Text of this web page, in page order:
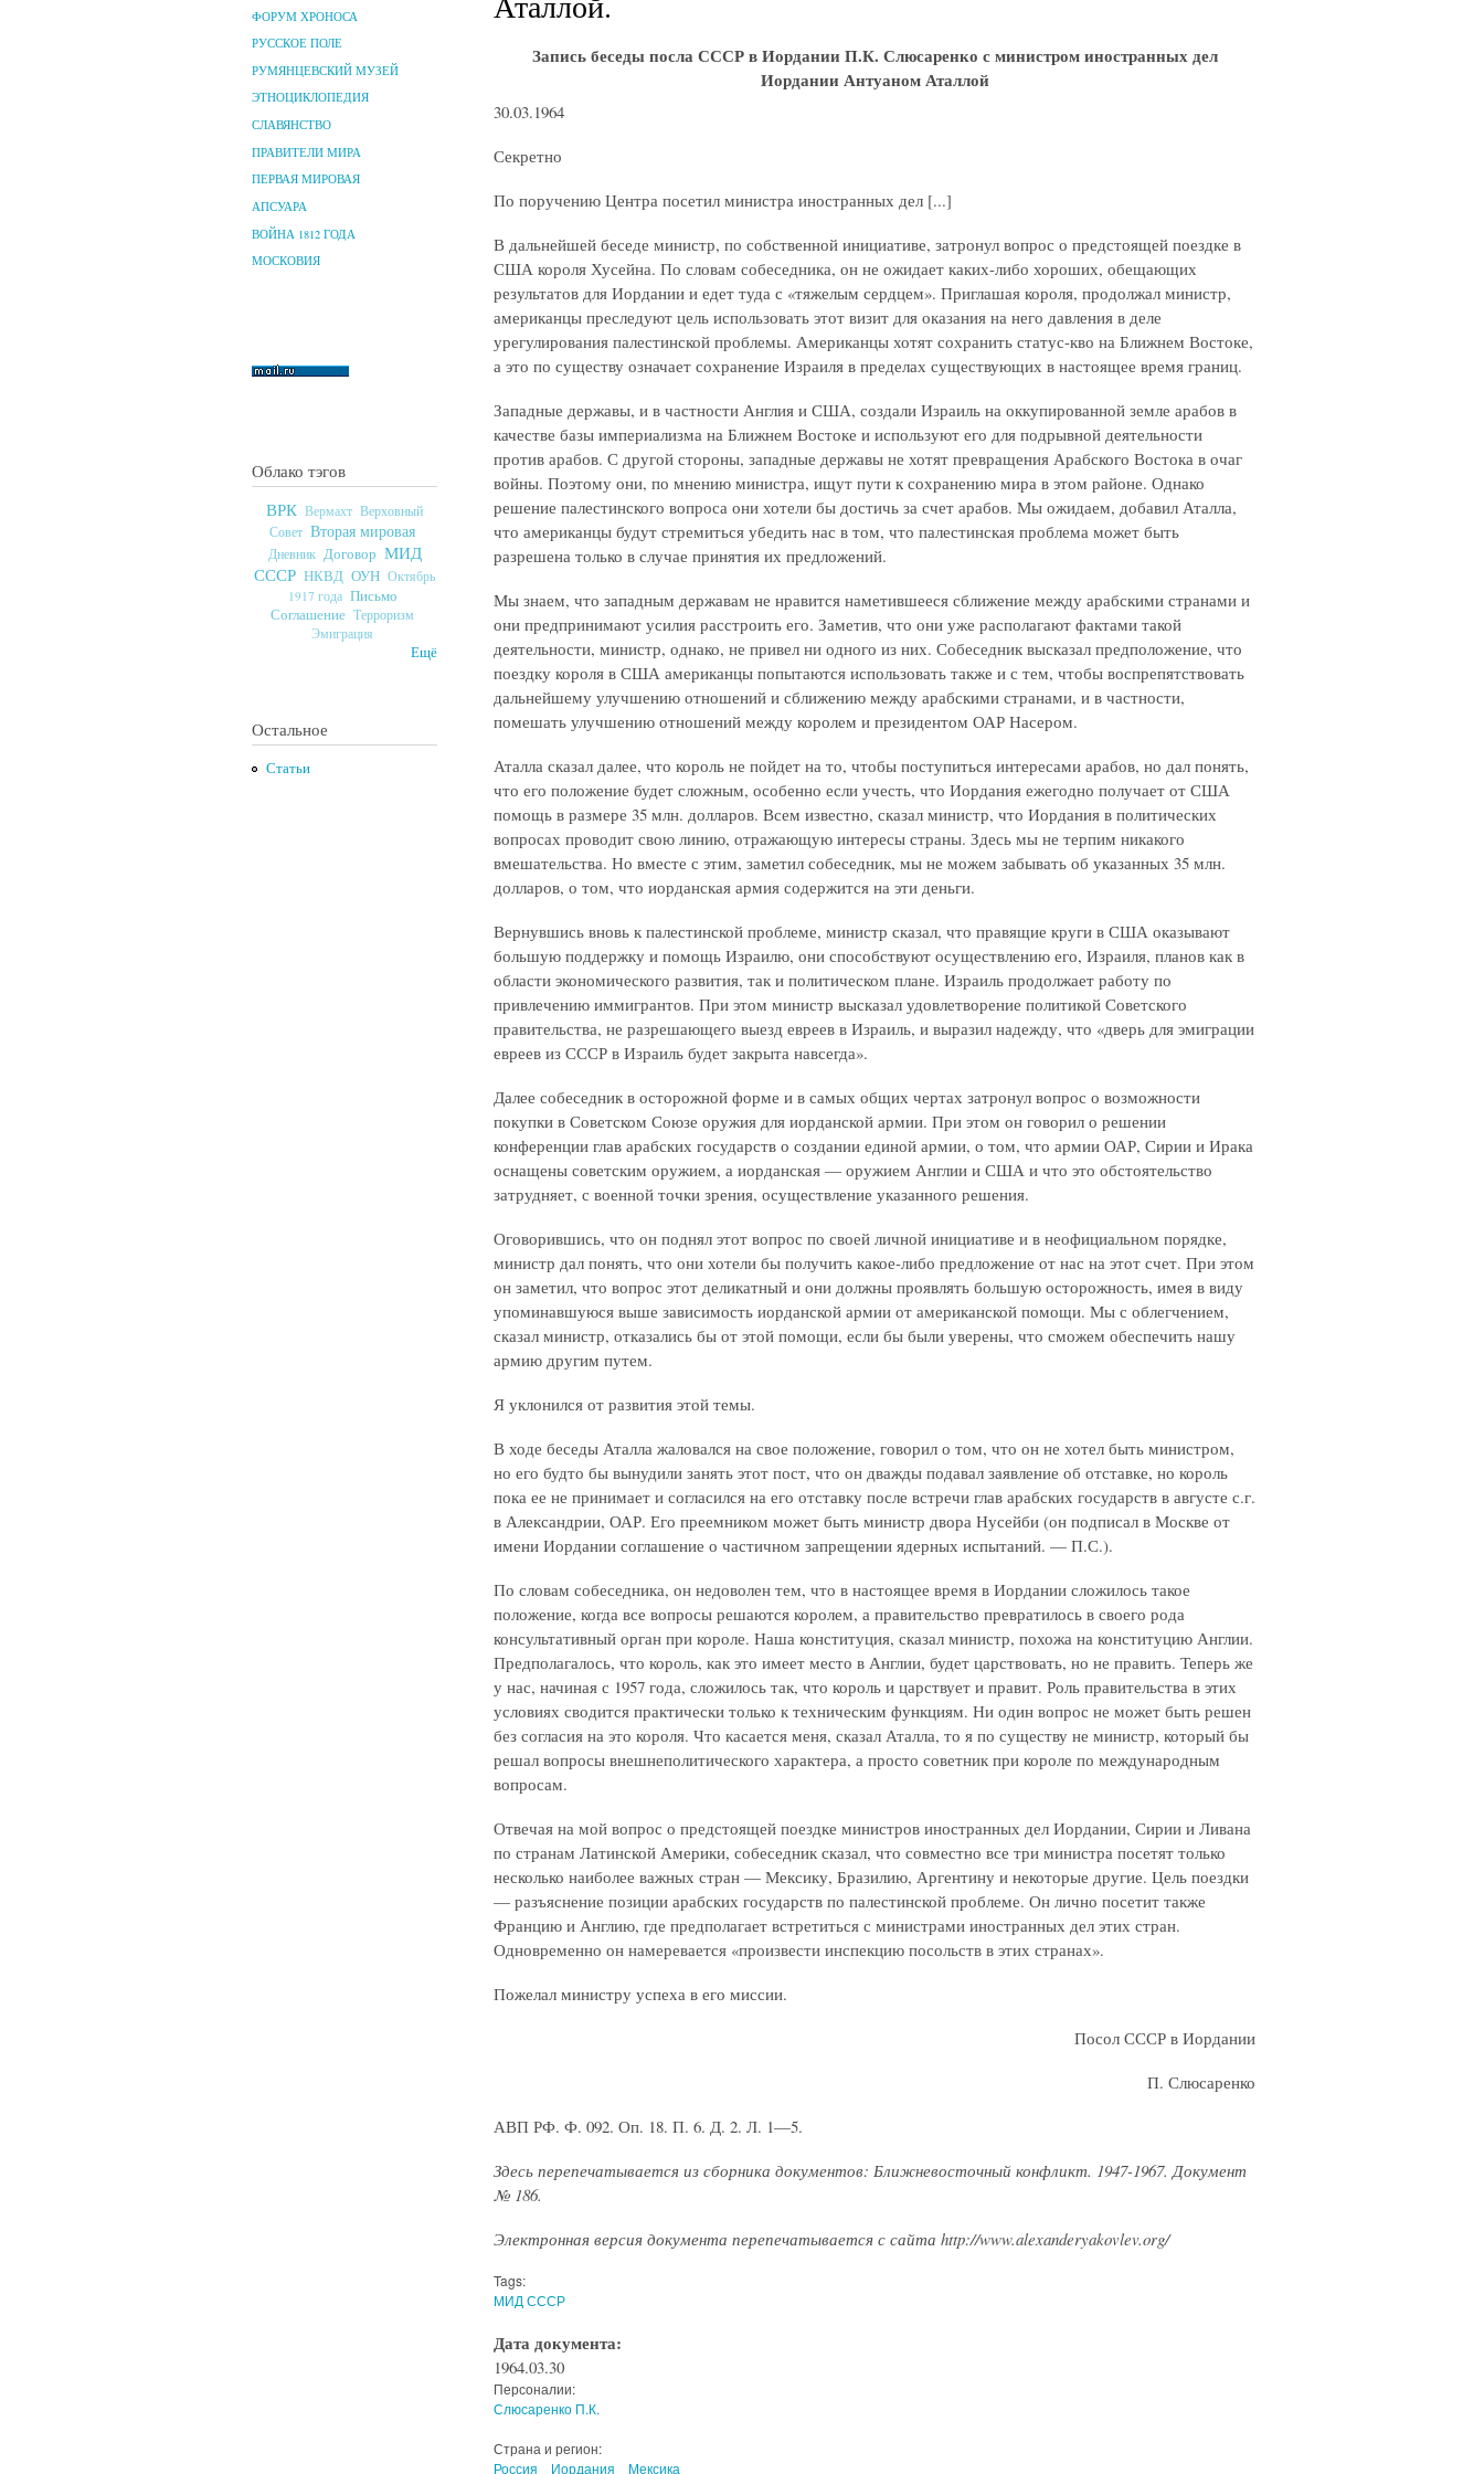
ФОРУМ ХРОНОСА
РУССКОЕ ПОЛЕ
РУМЯНЦЕВСКИЙ МУЗЕЙ
ЭТНОЦИКЛОПЕДИЯ
СЛАВЯНСТВО
ПРАВИТЕЛИ МИРА
ПЕРВАЯ МИРОВАЯ
АПСУАРА
ВОЙНА 1812 ГОДА
МОСКОВИЯ
Облако тэгов
ВРК Вермахт Верховный
Совет Вторая мировая
Дневник Договор МИД
СССР НКВД ОУН Октябрь
1917 года Письмо
Соглашение Терроризм
Эмиграция
Ещё
Остальное
Статьи
Запись беседы посла СССР в Иордании П.К. Слюсаренко с министром иностранных дел
Иордании Антуаном Аталлой
30.03.1964
Секретно
По поручению Центра посетил министра иностранных дел [...]
В дальнейшей беседе министр, по собственной инициативе, затронул вопрос о предстоящей поездке в
США короля Хусейна. По словам собеседника, он не ожидает каких-либо хороших, обещающих
результатов для Иордании и едет туда с «тяжелым сердцем». Приглашая короля, продолжал министр,
американцы преследуют цель использовать этот визит для оказания на него давления в деле
урегулирования палестинской проблемы. Американцы хотят сохранить статус-кво на Ближнем Востоке,
а это по существу означает сохранение Израиля в пределах существующих в настоящее время границ.
Западные державы, и в частности Англия и США, создали Израиль на оккупированной земле арабов в
качестве базы империализма на Ближнем Востоке и используют его для подрывной деятельности
против арабов. С другой стороны, западные державы не хотят превращения Арабского Востока в очаг
войны. Поэтому они, по мнению министра, ищут пути к сохранению мира в этом районе. Однако
решение палестинского вопроса они хотели бы достичь за счет арабов. Мы ожидаем, добавил Аталла,
что американцы будут стремиться убедить нас в том, что палестинская проблема может быть
разрешена только в случае принятия их предложений.
Мы знаем, что западным державам не нравится наметившееся сближение между арабскими странами и
они предпринимают усилия расстроить его. Заметив, что они уже располагают фактами такой
деятельности, министр, однако, не привел ни одного из них. Собеседник высказал предположение, что
поездку короля в США американцы попытаются использовать также и с тем, чтобы воспрепятствовать
дальнейшему улучшению отношений и сближению между арабскими странами, и в частности,
помешать улучшению отношений между королем и президентом ОАР Насером.
Аталла сказал далее, что король не пойдет на то, чтобы поступиться интересами арабов, но дал понять,
что его положение будет сложным, особенно если учесть, что Иордания ежегодно получает от США
помощь в размере 35 млн. долларов. Всем известно, сказал министр, что Иордания в политических
вопросах проводит свою линию, отражающую интересы страны. Здесь мы не терпим никакого
вмешательства. Но вместе с этим, заметил собеседник, мы не можем забывать об указанных 35 млн.
долларов, о том, что иорданская армия содержится на эти деньги.
Вернувшись вновь к палестинской проблеме, министр сказал, что правящие круги в США оказывают
большую поддержку и помощь Израилю, они способствуют осуществлению его, Израиля, планов как в
области экономического развития, так и политическом плане. Израиль продолжает работу по
привлечению иммигрантов. При этом министр высказал удовлетворение политикой Советского
правительства, не разрешающего выезд евреев в Израиль, и выразил надежду, что «дверь для эмиграции
евреев из СССР в Израиль будет закрыта навсегда».
Далее собеседник в осторожной форме и в самых общих чертах затронул вопрос о возможности
покупки в Советском Союзе оружия для иорданской армии. При этом он говорил о решении
конференции глав арабских государств о создании единой армии, о том, что армии ОАР, Сирии и Ирака
оснащены советским оружием, а иорданская — оружием Англии и США и что это обстоятельство
затрудняет, с военной точки зрения, осуществление указанного решения.
Оговорившись, что он поднял этот вопрос по своей личной инициативе и в неофициальном порядке,
министр дал понять, что они хотели бы получить какое-либо предложение от нас на этот счет. При этом
он заметил, что вопрос этот деликатный и они должны проявлять большую осторожность, имея в виду
упоминавшуюся выше зависимость иорданской армии от американской помощи. Мы с облегчением,
сказал министр, отказались бы от этой помощи, если бы были уверены, что сможем обеспечить нашу
армию другим путем.
Я уклонился от развития этой темы.
В ходе беседы Аталла жаловался на свое положение, говорил о том, что он не хотел быть министром,
но его будто бы вынудили занять этот пост, что он дважды подавал заявление об отставке, но король
пока ее не принимает и согласился на его отставку после встречи глав арабских государств в августе с.г.
в Александрии, ОАР. Его преемником может быть министр двора Нусейби (он подписал в Москве от
имени Иордании соглашение о частичном запрещении ядерных испытаний. — П.С.).
По словам собеседника, он недоволен тем, что в настоящее время в Иордании сложилось такое
положение, когда все вопросы решаются королем, а правительство превратилось в своего рода
консультативный орган при короле. Наша конституция, сказал министр, похожа на конституцию Англии.
Предполагалось, что король, как это имеет место в Англии, будет царствовать, но не править. Теперь же
у нас, начиная с 1957 года, сложилось так, что король и царствует и правит. Роль правительства в этих
условиях сводится практически только к техническим функциям. Ни один вопрос не может быть решен
без согласия на это короля. Что касается меня, сказал Аталла, то я по существу не министр, который бы
решал вопросы внешнеполитического характера, а просто советник при короле по международным
вопросам.
Отвечая на мой вопрос о предстоящей поездке министров иностранных дел Иордании, Сирии и Ливана
по странам Латинской Америки, собеседник сказал, что совместно все три министра посетят только
несколько наиболее важных стран — Мексику, Бразилию, Аргентину и некоторые другие. Цель поездки
— разъяснение позиции арабских государств по палестинской проблеме. Он лично посетит также
Францию и Англию, где предполагает встретиться с министрами иностранных дел этих стран.
Одновременно он намеревается «произвести инспекцию посольств в этих странах».
Пожелал министру успеха в его миссии.
Посол СССР в Иордании
П. Слюсаренко
АВП РФ. Ф. 092. Оп. 18. П. 6. Д. 2. Л. 1—5.
Здесь перепечатывается из сборника документов: Ближневосточный конфликт. 1947-1967. Документ
№ 186.
Электронная версия документа перепечатывается с сайта http://www.alexanderyakovlev.org/
Tags:
МИД СССР
Дата документа:
1964.03.30
Персоналии:
Слюсаренко П.К.
Страна и регион:
Россия
Иордания Мексика